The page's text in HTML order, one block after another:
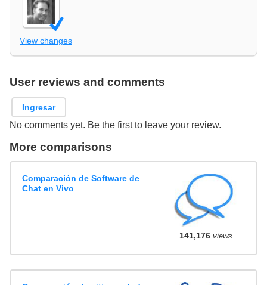
View changes
User reviews and comments
Ingresar
No comments yet. Be the first to leave your review.
More comparisons
Comparación de Software de
Chat en Vivo
141,176views